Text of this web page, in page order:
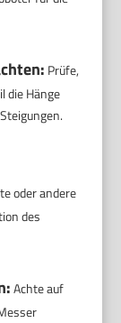
Prüfe,
die Hänge
oder andere
des
Achte auf